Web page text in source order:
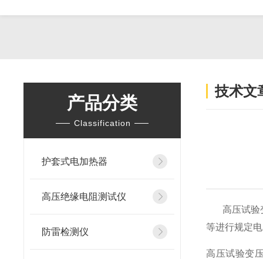
产品分类
Classification
护套式电加热器
高压绝缘电阻测试仪
防雷检测仪
技术文
高压试验变
等进行规定
高压试验变